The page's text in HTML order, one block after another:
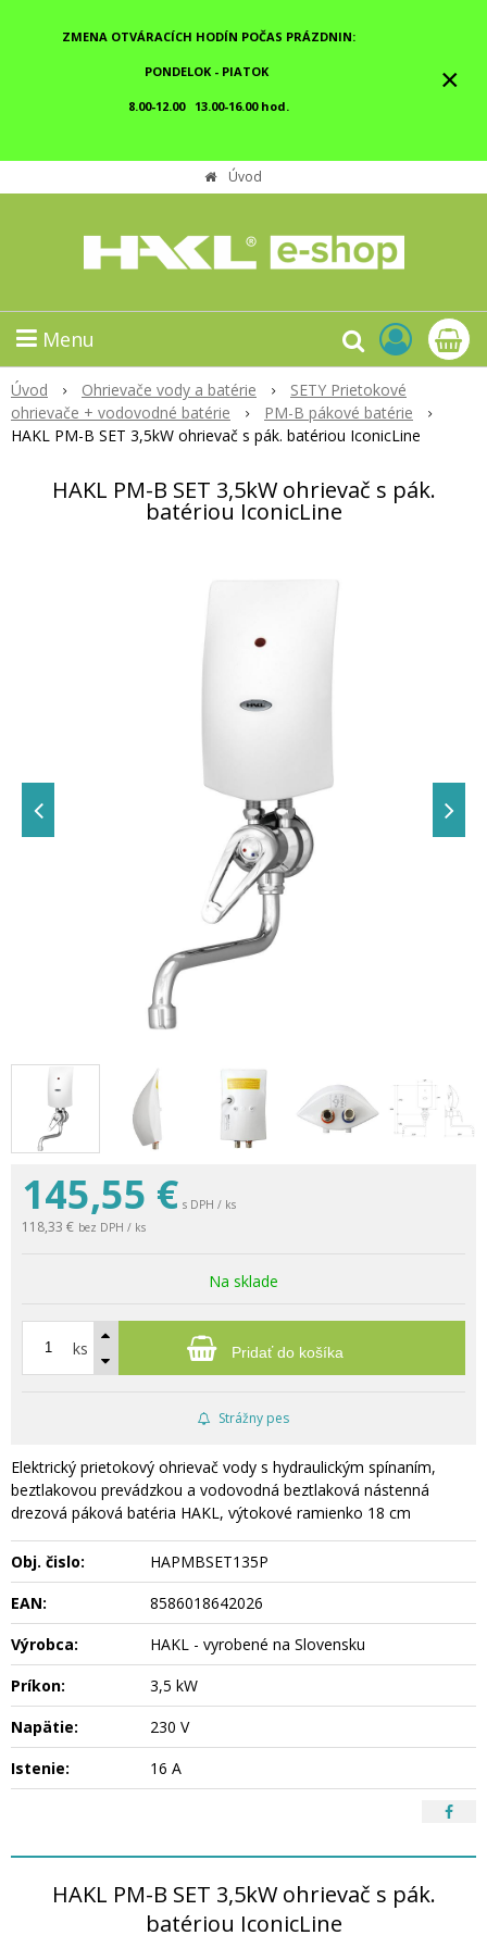
ZMENA OTVÁRACÍCH HODÍN POČAS PRÁZDNIN:
PONDELOK - PIATOK
8.00-12.00 13.00-16.00 hod.
×
Úvod
Menu
Úvod Ohrievače vody a batérie
SETY Prietokové
ohrievače + vodovodné batérie
PM-B pákové batérie
HAKL PM-B SET 3,5kW ohrievač s pák. batériou IconicLine
HAKL PM-B SET 3,5kW ohrievač s pák.
batériou IconicLine
145,55 € s DPH / ks
118,33 € bez DPH / ks
Na sklade
ks Pridať do košíka
Strážny pes
Elektrický prietokový ohrievač vody s hydraulickým spínaním,
beztlakovou prevádzkou a vodovodná beztlaková nástenná
drezová páková batéria HAKL, výtokové ramienko 18 cm
Obj. čislo:
HAPMBSET135P
EAN:
8586018642026
Výrobca:
HAKL - vyrobené na Slovensku
Príkon:
3,5 kW
Napätie:
230 V
Istenie:
16 A
HAKL PM-B SET 3,5kW ohrievač s pák.
batériou IconicLine